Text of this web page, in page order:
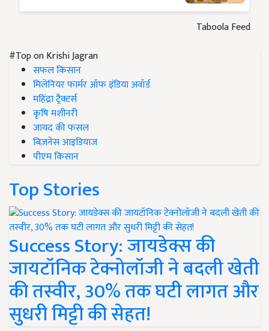
Taboola Feed
#Top on Krishi Jagran
सफल किसान
मिलेनियर फार्मर ऑफ इंडिया अवॉर्ड
महिंद्रा ट्रैक्टर्स
कृषि मशीनरी
जायद की फसल
बिज़नेस आइडियाज
पीएम किसान
Top Stories
Success Story: जायडेक्स की
जायटॉनिक टेक्नोलॉजी ने बदली खेती
की तस्वीर, 30% तक घटी लागत और
सुधरी मिट्टी की सेहत!